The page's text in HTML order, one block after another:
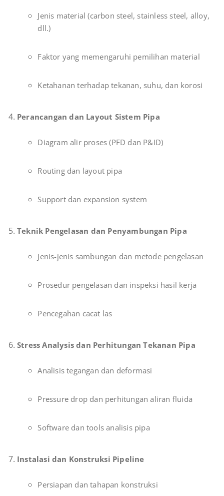
Jenis material (carbon steel, stainless steel, alloy,
dll.)
Faktor yang memengaruhi pemilihan material
Ketahanan terhadap tekanan, suhu, dan korosi
Perancangan dan Layout Sistem Pipa
Diagram alir proses (PFD dan P&ID)
Routing dan layout pipa
Support dan expansion system
Teknik Pengelasan dan Penyambungan Pipa
Jenis-jenis sambungan dan metode pengelasan
Prosedur pengelasan dan inspeksi hasil kerja
Pencegahan cacat las
Stress Analysis dan Perhitungan Tekanan Pipa
Analisis tegangan dan deformasi
Pressure drop dan perhitungan aliran fluida
Software dan tools analisis pipa
Instalasi dan Konstruksi Pipeline
Persiapan dan tahapan konstruksi